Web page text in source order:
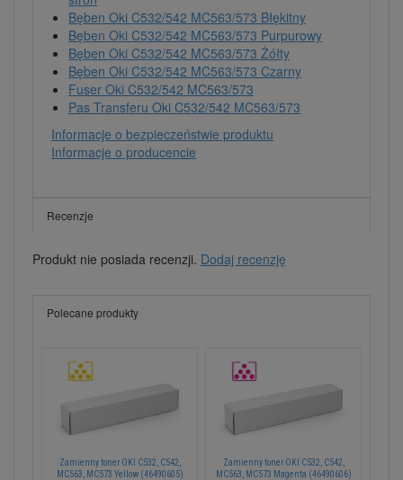
Bęben Oki C532/542 MC563/573 Błękitny
Bęben Oki C532/542 MC563/573 Purpurowy
Bęben Oki C532/542 MC563/573 Żółty
Bęben Oki C532/542 MC563/573 Czarny
Fuser Oki C532/542 MC563/573
Pas Transferu Oki C532/542 MC563/573
Informacje o bezpieczeństwie produktu
Informacje o producencie
Recenzje
Produkt nie posiada recenzji. Dodaj recenzję
Polecane produkty
Zamienny toner OKI C532, C542,
MC563, MC573 Yellow (46490605)
Zamienny toner OKI C532, C542,
MC563, MC573 Magenta (46490606)